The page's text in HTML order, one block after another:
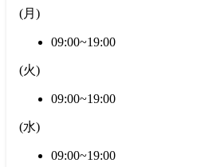
(月 )
09:00~19:00
(火)
09:00~19:00
(水)
09:00~19:00